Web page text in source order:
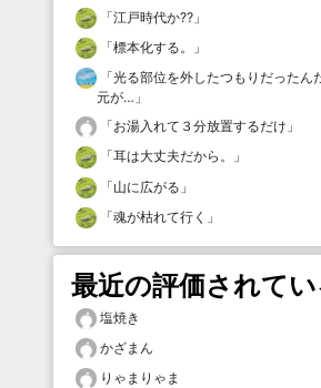
「江戸時代か⁇ 」
「標本化する。
」
「光る部位を外したつもりだったん
元が… 」
「お湯入れて３分放置するだけ 」
「耳は大丈夫だから。
」
「山に広がる 」
「魂が枯れて行く 」
最近の評価されて
塩焼き
かざまん
りゃまりゃま